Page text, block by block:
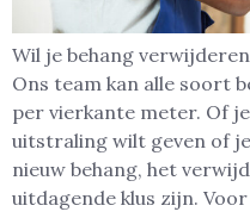
Wil je behang
Ons team kan alle soort
per vierkante meter. Of
uitstraling wilt geven of
nieuw behang, het
uitdagende klus zijn.